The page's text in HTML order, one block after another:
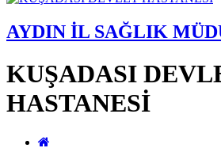
AYDIN İL SAĞLIK
KUŞADASI
HASTANESİ